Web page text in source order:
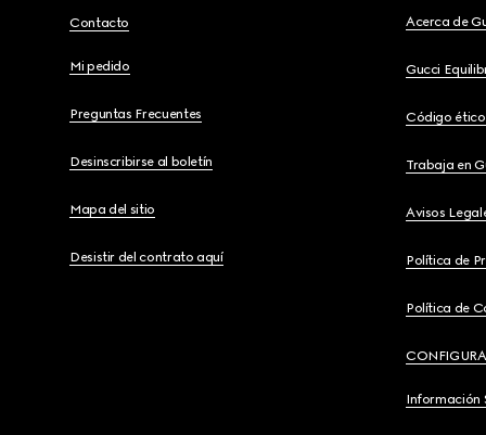
Contacto
Mi pedido
Preguntas Frecuentes
Desinscribirse al boletín
Mapa del sitio
Desistir del contrato aquí
Acerca de
Gucci
Código ético
Trabaja en
Avisos
Política de
Política de
Información